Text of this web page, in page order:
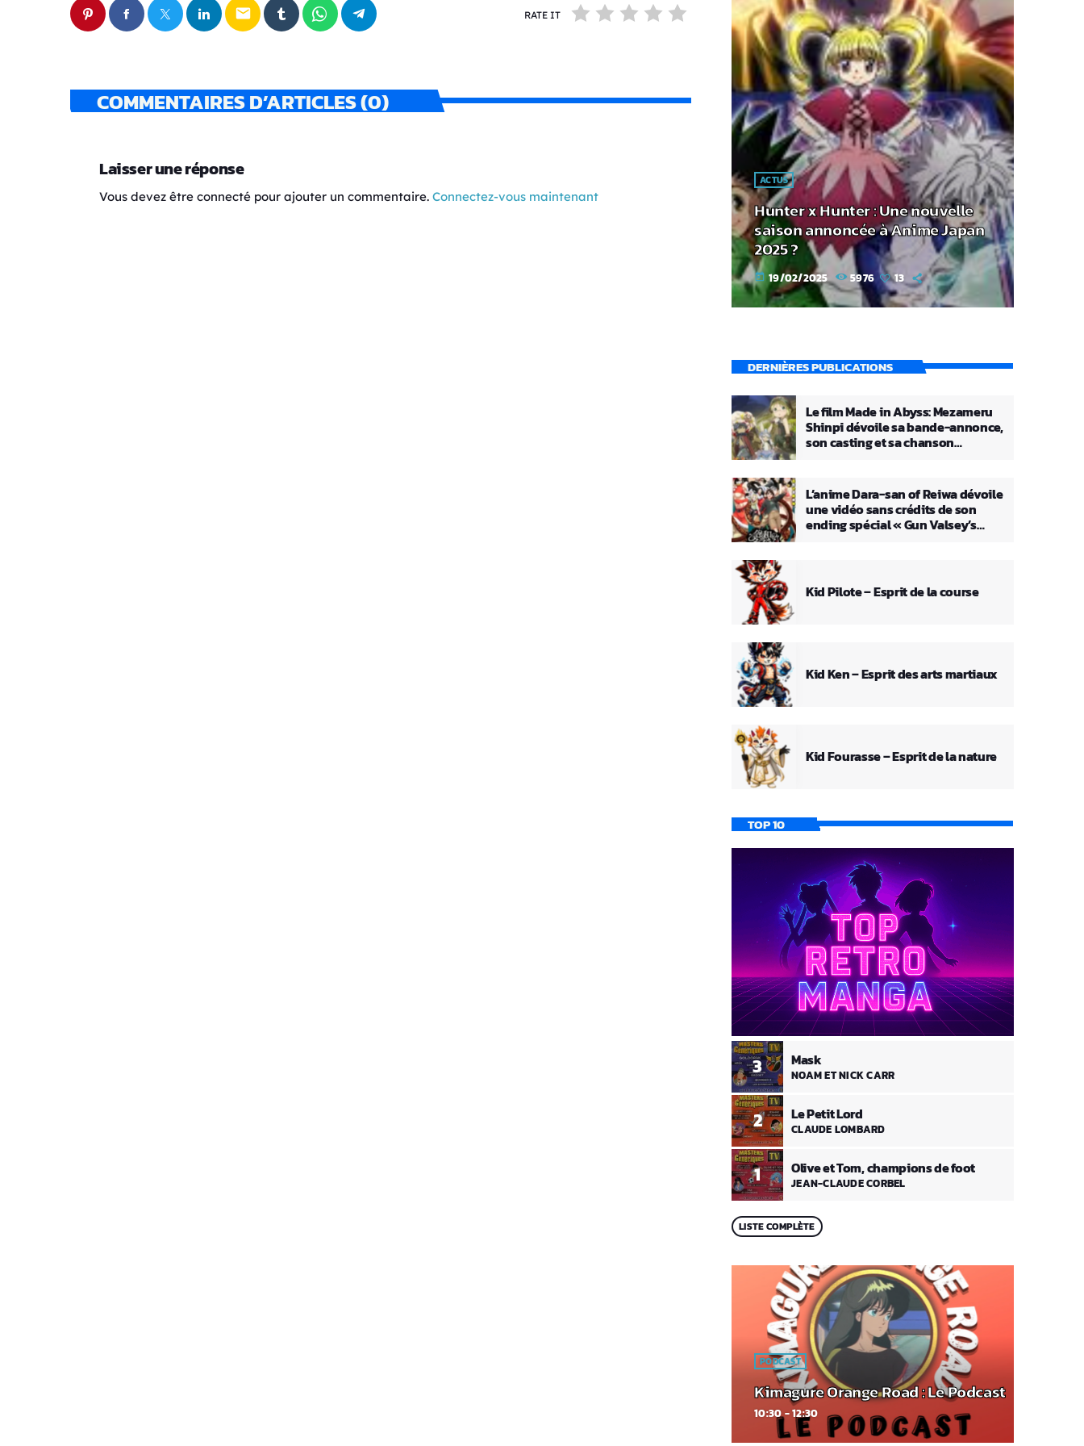
email RATE IT
COMMENTAIRES D’ARTICLES (0)
Laisser une réponse
Vous devez être connecté pour ajouter un commentaire. Connectez-vous maintenant
ACTUS
Hunter x Hunter : Une nouvelle
saison annoncée à Anime Japan
2025 ?
today 19/02/2025 5976 13
DERNIÈRES PUBLICATIONS
Le film Made in Abyss: Mezameru
Shinpi dévoile sa bande-annonce,
son casting et sa chanson
L’anime Dara-san of Reiwa dévoile
une vidéo sans crédits de son
ending spécial « Gun Valsey’s
Kid Pilote – Esprit de la course
Kid Ken – Esprit des arts martiaux
Kid Fourasse – Esprit de la nature
TOP 10
1 Olive et Tom, champions de foot
JEAN-CLAUDE CORBEL
2 Le Petit Lord
CLAUDE LOMBARD
3 Mask
NOAM ET NICK CARR
LISTE COMPLÈTE
PODCAST
Kimagure Orange Road : Le Podcast
10:30 - 12:30